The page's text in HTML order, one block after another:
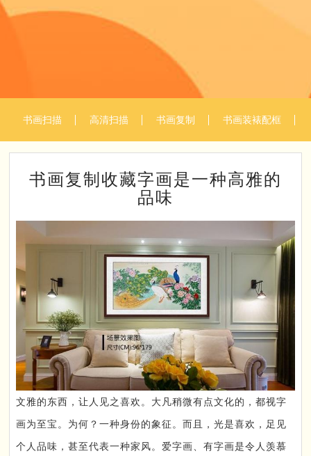
书画扫描 高清扫描 书画复制 书画装裱配框
书画复制收藏字画是一种高雅的
品味
文雅的东西，让人见之喜欢。大凡稍微有点文化的，都视字
画为至宝。为何？一种身份的象征。而且，光是喜欢，足见
个人品味，甚至代表一种家风。爱字画、有字画是令人羡慕